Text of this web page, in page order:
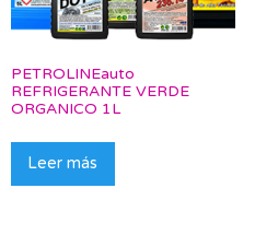
PETROLINEauto
REFRIGERANTE VERDE
ORGANICO 1L
Leer más